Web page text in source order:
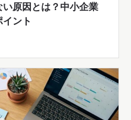
原因とは？中小企業
ント